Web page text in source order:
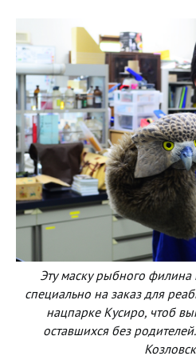
Эту маску рыбного филина
специально на заказ для
нацпарке Кусиро, чтоб
оставшихся без